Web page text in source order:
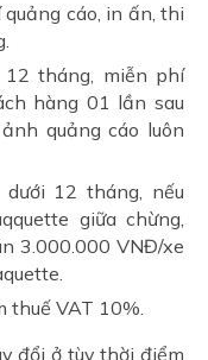
cáo, in ấn, thi
tháng, miễn phí
hàng 01 lần sau
quảng cáo luôn
12 tháng, nếu
giữa chừng,
3.000.000 VNĐ/xe
thuế VAT 10%.
đổi ở tùy thời điểm